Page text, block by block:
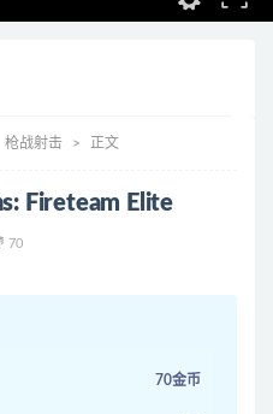
枪战射击 正文
Fireteam Elite
70
70金币